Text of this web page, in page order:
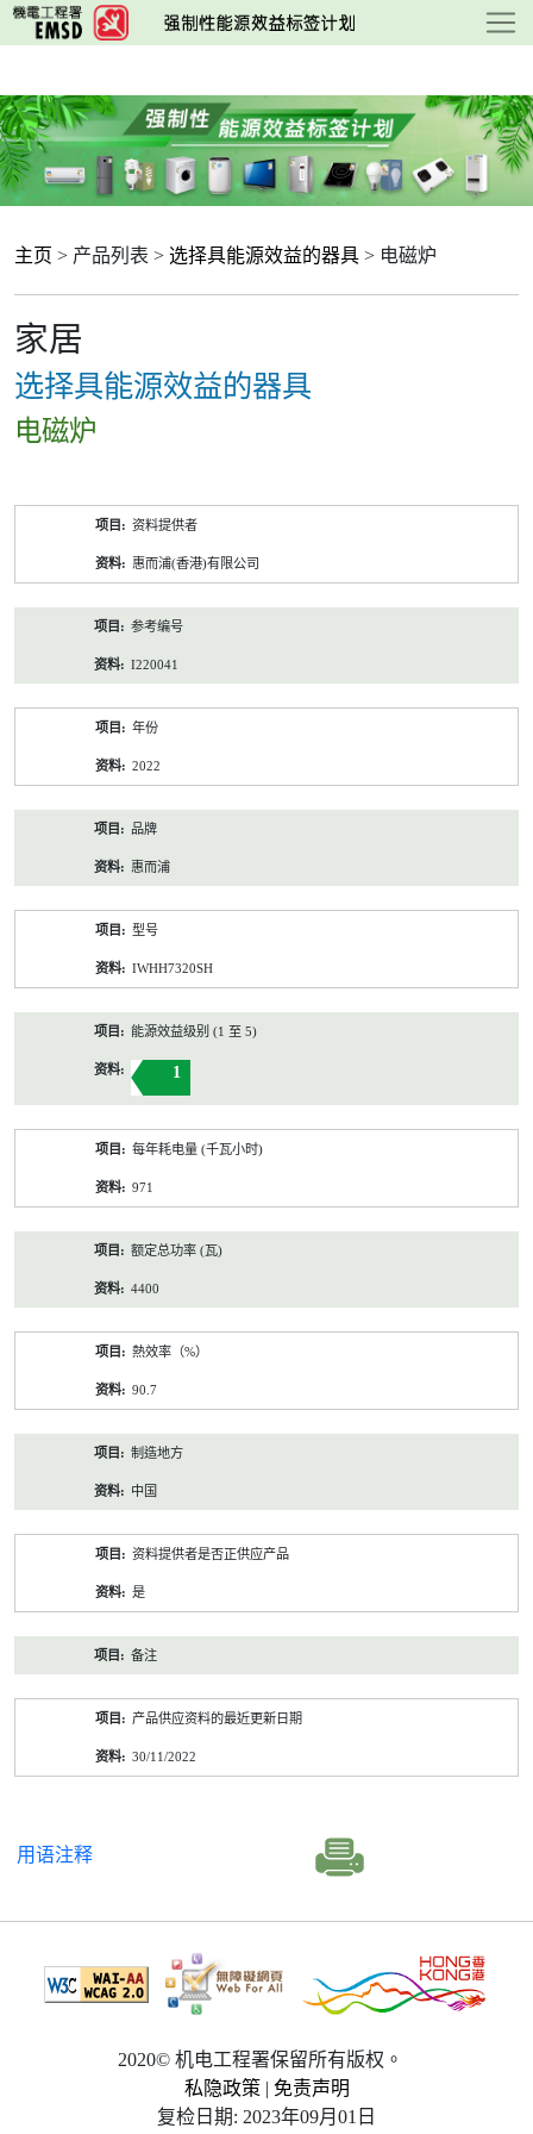
跳
至
要
内
容
主页 > 产品列表 > 选择具能源效益的器具 > 电磁炉
家居
选择具能源效益的器具
电磁炉
资料提供者
惠而浦(香港)有限公司
参考编号
I220041
年份
2022
品牌
惠而浦
型号
IWHH7320SH
能源效益级别 (1 至 5)
1
每年耗电量 (千瓦小时)
971
额定总功率 (瓦)
4400
熱效率（%）
90.7
制造地方
中国
资料提供者是否正供应产品
是
备注
产品供应资料的最近更新日期
30/11/2022
用语注释
2020© 机电工程署保留所有版权。
私隐政策 | 免责声明
复检日期: 2023年09月01日